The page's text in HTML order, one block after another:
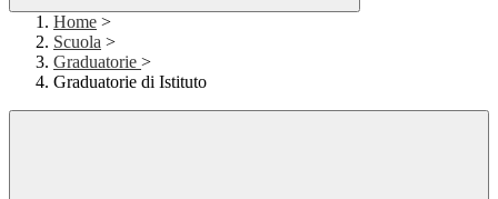
Home >
Scuola >
Graduatorie >
Graduatorie di Istituto